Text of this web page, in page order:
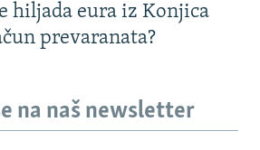
hiljada eura iz Konjica
prevaranata?
na naš newsletter